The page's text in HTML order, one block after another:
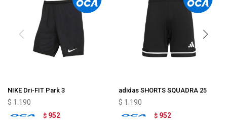
NIKE Dri-FIT Park 3
$ 1.190
$ 952
adidas SHORTS SQUADRA 25
$ 1.190
$ 952